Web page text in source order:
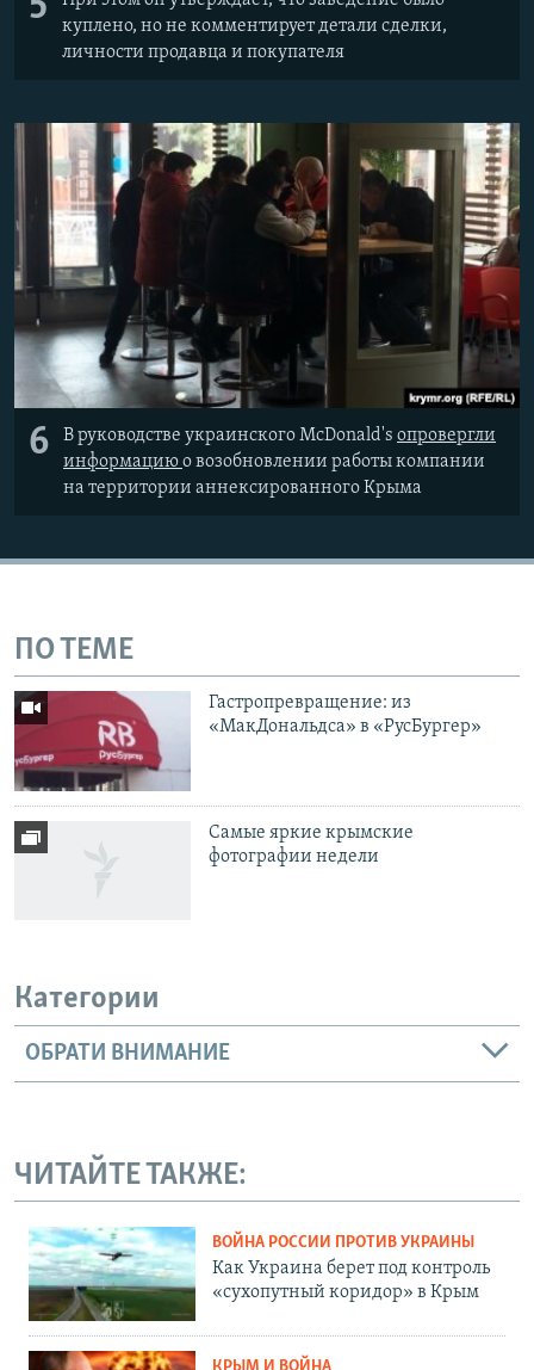
куплено, но не комментирует детали сделки,
личности продавца и покупателя
6 В руководстве украинского McDonald's опровергли
информациюо возобновлении работы компании
на территории аннексированного Крыма
ПО ТЕМЕ
Гастропревращение: из
«МакДональдса» в «РусБургер»
Самые яркие крымские
фотографии недели
Категории
ОБРАТИ ВНИМАНИЕ
ЧИТАЙТЕ ТАКЖЕ:
ВОЙНА РОССИИ ПРОТИВ УКРАИНЫ
Как Украина берет под контроль
«сухопутный коридор» в Крым